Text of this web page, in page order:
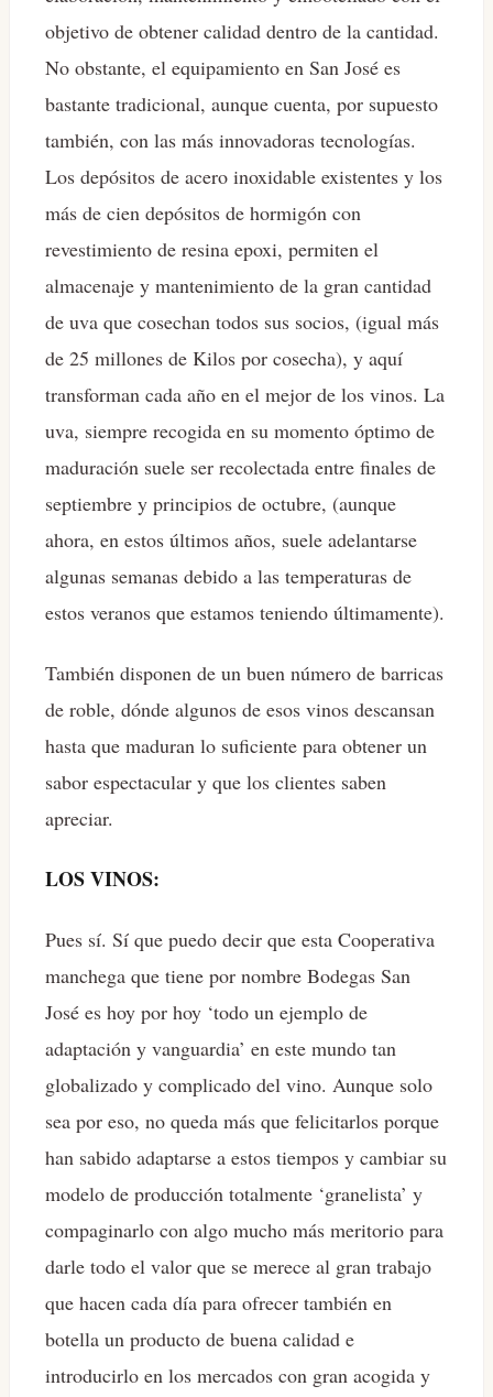
objetivo de obtener calidad dentro de la cantidad.
No obstante, el equipamiento en San José es
bastante tradicional, aunque cuenta, por supuesto
también, con las más innovadoras tecnologías.
Los depósitos de acero inoxidable existentes y los
más de cien depósitos de hormigón con
revestimiento de resina epoxi, permiten el
almacenaje y mantenimiento de la gran cantidad
de uva que cosechan todos sus socios, (igual más
de 25 millones de Kilos por cosecha), y aquí
transforman cada año en el mejor de los vinos. La
uva, siempre recogida en su momento óptimo de
maduración suele ser recolectada entre finales de
septiembre y principios de octubre, (aunque
ahora, en estos últimos años, suele adelantarse
algunas semanas debido a las temperaturas de
estos veranos que estamos teniendo últimamente).
También disponen de un buen número de barricas
de roble, dónde algunos de esos vinos descansan
hasta que maduran lo suficiente para obtener un
sabor espectacular y que los clientes saben
apreciar.
LOS VINOS:
Pues sí. Sí que puedo decir que esta Cooperativa
manchega que tiene por nombre Bodegas San
José es hoy por hoy ‘todo un ejemplo de
adaptación y vanguardia’ en este mundo tan
globalizado y complicado del vino. Aunque solo
sea por eso, no queda más que felicitarlos porque
han sabido adaptarse a estos tiempos y cambiar su
modelo de producción totalmente ‘granelista’ y
compaginarlo con algo mucho más meritorio para
darle todo el valor que se merece al gran trabajo
que hacen cada día para ofrecer también en
botella un producto de buena calidad e
introducirlo en los mercados con gran acogida y